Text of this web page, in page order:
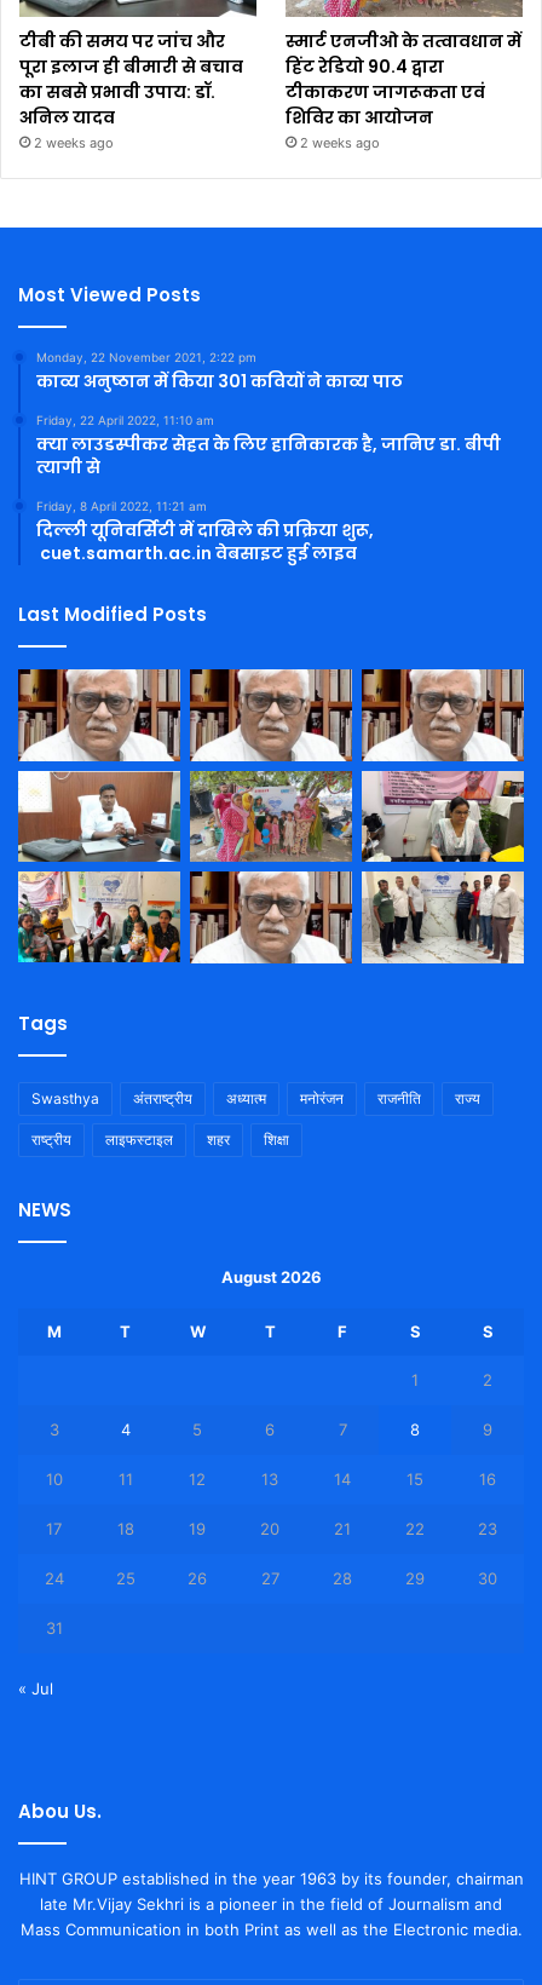
टीबी की समय पर जांच और
पूरा इलाज ही बीमारी से बचाव
का सबसे प्रभावी उपाय: डॉ.
अनिल यादव
2 weeks ago
स्मार्ट एनजीओ के तत्वावधान में
हिंट रेडियो 90.4 द्वारा
टीकाकरण जागरूकता एवं
शिविर का आयोजन
2 weeks ago
Most Viewed Posts
Monday, 22 November 2021, 2:22 pm
काव्य अनुष्ठान में किया 301 कवियों ने काव्य पाठ
Friday, 22 April 2022, 11:10 am
क्या लाउडस्पीकर सेहत के लिए हानिकारक है, जानिए डा. बीपी
त्यागी से
Friday, 8 April 2022, 11:21 am
दिल्ली यूनिवर्सिटी में दाखिले की प्रक्रिया शुरू,
cuet.samarth.ac.in वेबसाइट हुई लाइव
Last Modified Posts
Tags
Swasthya अंतराष्ट्रीय अध्यात्म मनोरंजन राजनीति राज्य
राष्ट्रीय लाइफस्टाइल शहर शिक्षा
NEWS
August 2026
M T W T F S S
1 2
3 4 5 6 7 8 9
10 11 12 13 14 15 16
17 18 19 20 21 22 23
24 25 26 27 28 29 30
31
« Jul
Abou Us.
HINT GROUP established in the year 1963 by its founder, chairman
late Mr.Vijay Sekhri is a pioneer in the field of Journalism and
Mass Communication in both Print as well as the Electronic media.